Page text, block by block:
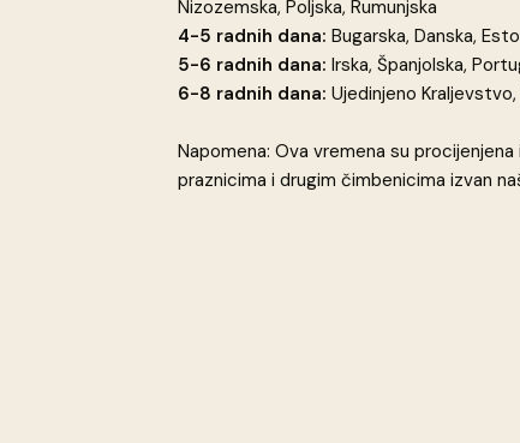
Nizozemska, Poljska, Rumunjska
4-5 radnih dana: Bugarska, Danska,
5-6 radnih dana: Irska, Španjolska,
6-8 radnih dana: Ujedinjeno Kraljevstvo,
Napomena: Ova vremena su
praznicima i drugim čimbenicima izvan